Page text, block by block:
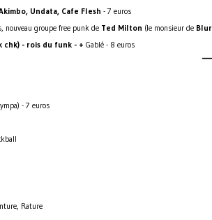
Undata, Cafe Flesh - 7 euros
nouveau groupe free punk de Ted Milton (le monsieur de
chk) - rois du funk - + Gablé - 8 euros
- 7 euros
Rature